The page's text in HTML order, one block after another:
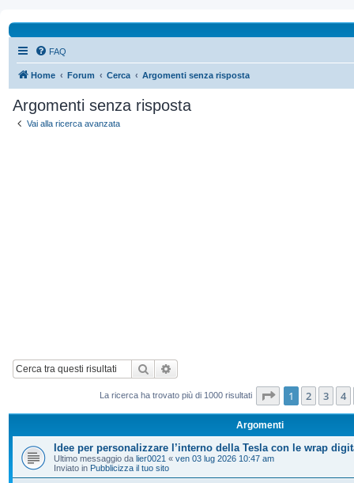
FAQ
Home Forum Cerca Argomenti senza risposta
Argomenti senza risposta
Vai alla ricerca avanzata
Cerca
La ricerca ha trovato più di 1000 risultati Pagina di 20
1 2 3 4
Argomenti
Idee per personalizzare l’interno della Tesla con le wrap
Ultimo messaggio da lier0021 « ven 03 lug 2026 10:47 am
Inviato in Pubblicizza il tuo sito